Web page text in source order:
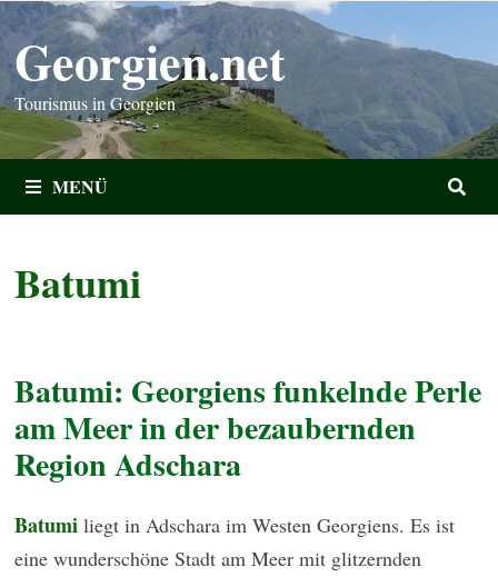
Zum
Inhalt
springen
Georgien.net
Tourismus in Georgien
MENÜ
Batumi
Batumi: Georgiens funkelnde Perle
am Meer in der bezaubernden
Region Adschara
Batumi liegt in Adschara im Westen Georgiens. Es ist
eine wunderschöne Stadt am Meer mit glitzernden